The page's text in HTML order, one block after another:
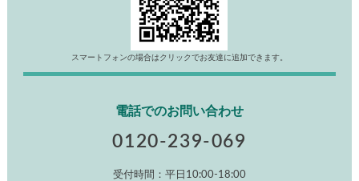
スマートフォンの場合はクリックでお友達に追加できます。
電話でのお問い合わせ
0120-239-069
受付時間：平日10:00-18:00